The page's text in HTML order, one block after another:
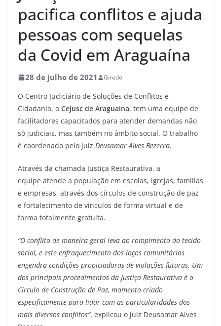
pacifica conflitos e ajuda
pessoas com sequelas
da Covid em Araguaína
28 de julho de 2021 Girodo
O Centro Judiciário de Soluções de Conflitos e
Cidadania, o Cejusc de Araguaína, tem uma equipe de
facilitadores capacitados para atender demandas não
só judiciais, mas também no âmbito social. O trabalho
é coordenado pelo juiz Deusamar Alves Bezerra.
Através da chamada Justiça Restaurativa, a
equipe atende a população em escolas, igrejas, famílias
e empresas, através dos círculos de construção de paz
e fortalecimento de vínculos de forma virtual e de
forma totalmente gratuita.
“O conflito de maneira geral leva ao rompimento do tecido
social, e este enfraquecimento dos laços comunitários
engendra condições propiciadoras de violações futuras. Um
dos principais procedimentos da Justiça Restaurativa é o
Círculo de Construção de Paz, momento criado
especificamente para lidar com as particularidades dos
mais diversos conflitos”, explicou o juiz Deusamar Alves